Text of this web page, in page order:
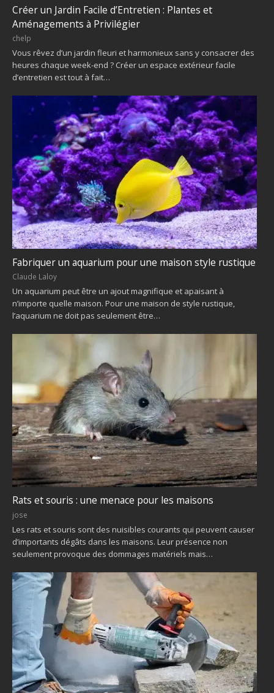
Créer un Jardin Facile d’Entretien : Plantes et
Aménagements à Privilégier
chelp
Vous rêvez d’un jardin fleuri et harmonieux sans y consacrer des
heures chaque week-end ? Créer un espace extérieur facile
d’entretien est tout à fait…
Fabriquer un aquarium pour une maison style rustique
Claude Laloy
Un aquarium peut être un ajout magnifique et apaisant à
n’importe quelle maison. Pour une maison de style rustique,
l’aquarium ne doit pas seulement être…
Rats et souris : une menace pour les maisons
jose
Les rats et souris sont des nuisibles courants qui peuvent causer
d’importants dégâts dans les maisons. Leur présence non
seulement provoque des dommages matériels mais…